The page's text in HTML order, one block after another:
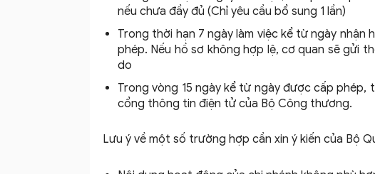
nếu chưa đầy đủ (Chỉ yêu cầu bổ sung 1 lần)
Trong thời hạn 7 ngày làm việc kể từ ngày
phép. Nếu hồ sơ không hợp lệ, cơ quan sẽ gửi
do
Trong vòng 15 ngày kể từ ngày được cấp
cổng thông tin điện tử của Bộ Công thương.
Lưu ý về một số trường hợp cần xin ý kiến của Bộ